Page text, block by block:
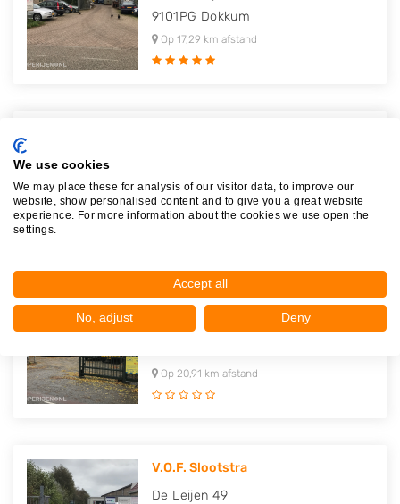
9101PG Dokkum
Op 17,29 km afstand
8401BL Gorredijk
Op 19,63 km afstand
Autodemontage & Bergingsbedrijf..
Jonkersweg 4
Op 20,91 km afstand
V.O.F. Slootstra
De Leijen 49
We use cookies
We may place these for analysis of our visitor data, to improve our
website, show personalised content and to give you a great website
experience. For more information about the cookies we use open the
settings.
Accept all
No, adjust Deny